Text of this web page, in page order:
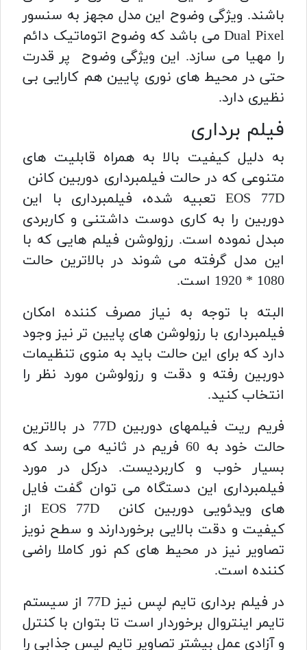
باشند. ویژگی وضوح این مدل مجهز به سنسور
Dual Pixel می باشد که وضوح اتوماتیک دائم
را مهیا می سازد. این ویژگی وضوح پر قدرت
حتی در محیط های نوری پایین هم کارایی بی
نظیری دارد.
فیلم برداری
به دلیل کیفیت بالا به همراه قابلیت های
متنوعی که در حالت فیلمبرداری دوربین کانن
EOS 77D تعبیه شده، فیلمبرداری با این
دوربین را به کاری دوست داشتنی و کاربردی
مبدل نموده است. رزولوشن فیلم هایی که با
این مدل گرفته می شوند در بالاترین حالت
1080 * 1920 است.
البته با توجه به نیاز مصرف کننده امکان
فیلمبرداری با رزولوشن های پایین تر نیز وجود
دارد که برای این حالت باید به منوی تنظیمات
دوربین رفته و دقت و رزولوشن مورد نظر را
انتخاب کنید.
فریم ریت فیلمهای دوربین 77D در بالاترین
حالت خود به 60 فریم در ثانیه می رسد که
بسیار خوب و کاربردیست. درکل در مورد
فیلمبرداری این دستگاه می توان گفت فایل
های ویدئویی دوربین کانن EOS 77D از
کیفیت و دقت بالایی برخوردارند و سطح نویز
تصاویر نیز در محیط های کم نور کاملا راضی
کننده است.
در فیلم‌ برداری تایم‌ لپس نیز 77D از سیستم
تایمر اینتروال برخوردار است تا بتوان با کنترل
و آزادی عمل بیشتر تصاویر تایم‌ لپس جذابی را